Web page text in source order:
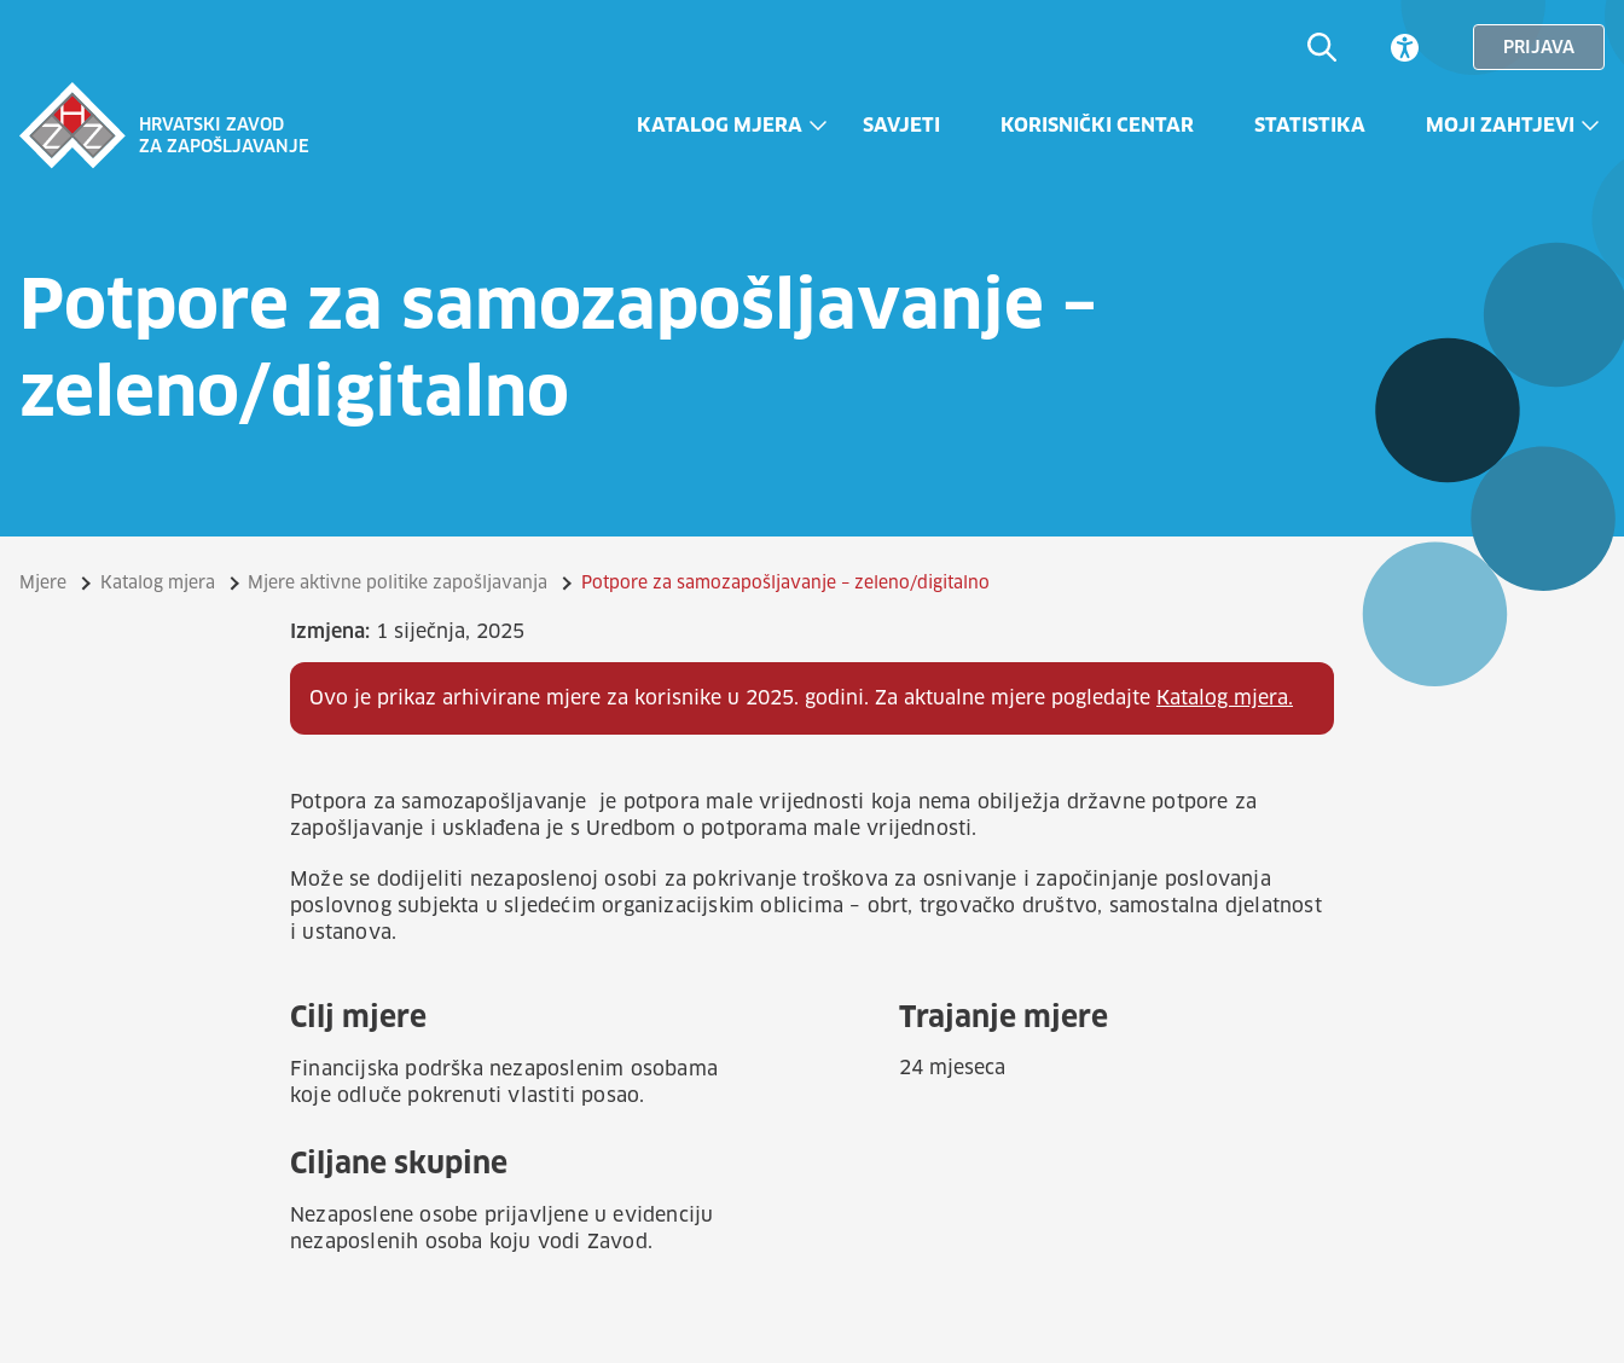
PRIJAVA
HRVATSKI ZAVOD
ZA ZAPOŠLJAVANJE
KATALOG MJERA SAVJETI KORISNIČKI CENTAR STATISTIKA MOJI ZAHTJEVI
Potpore za samozapošljavanje –
zeleno/digitalno
Mjere Katalog mjera Mjere aktivne politike zapošljavanja Potpore za samozapošljavanje – zeleno/digitalno
Izmjena: 1 siječnja, 2025
Ovo je prikaz arhivirane mjere za korisnike u 2025. godini. Za aktualne mjere pogledajte Katalog mjera.
Potpora za samozapošljavanje je potpora male vrijednosti koja nema obilježja državne potpore za
zapošljavanje i usklađena je s Uredbom o potporama male vrijednosti.
Može se dodijeliti nezaposlenoj osobi za pokrivanje troškova za osnivanje i započinjanje poslovanja
poslovnog subjekta u sljedećim organizacijskim oblicima – obrt, trgovačko društvo, samostalna djelatnost
i ustanova.
Cilj mjere
Financijska podrška nezaposlenim osobama
koje odluče pokrenuti vlastiti posao.
Trajanje mjere
24 mjeseca
Ciljane skupine
Nezaposlene osobe prijavljene u evidenciju
nezaposlenih osoba koju vodi Zavod.